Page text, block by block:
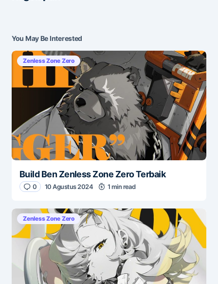
You May Be Interested
Zenless Zone Zero
Build Ben Zenless Zone Zero Terbaik
0 10 Agustus 2024 1 min read
Zenless Zone Zero